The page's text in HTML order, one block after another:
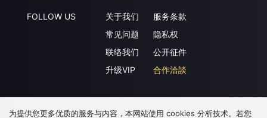
FOLLOW US
关于我们
常见问题
联络我们
升级VIP
服务条款
隐私权
公开征件
合作洽談
下载 APP
为提供您更多优质的服务与内容，本网站使用 cookies 分析技术。若您